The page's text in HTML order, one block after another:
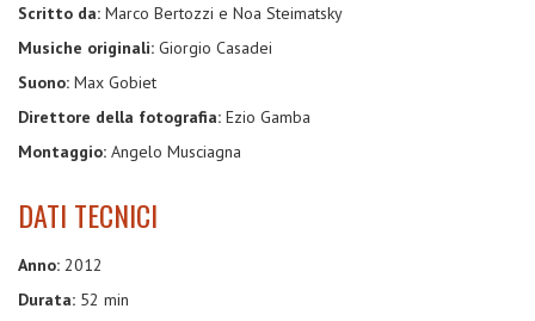
Scritto da: Marco Bertozzi e Noa Steimatsky
Musiche originali: Giorgio Casadei
Suono: Max Gobiet
Direttore della fotografia: Ezio Gamba
Montaggio: Angelo Musciagna
DATI TECNICI
Anno: 2012
Durata: 52 min